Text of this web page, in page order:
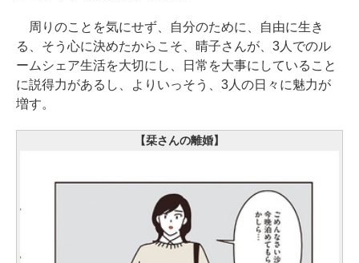
周りのことを気にせず、自分のために、自由に生き
る、そう心に決めたからこそ、晴子さんが、3人でのル
ームシェア生活を大切にし、日常を大事にしていること
に説得力があるし、よりいっそう、3人の日々に魅力が
増す。
【栞さんの離婚】